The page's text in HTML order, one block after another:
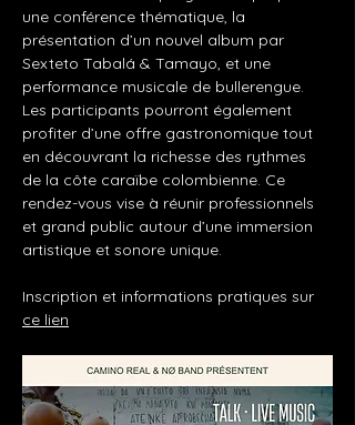
une conférence thématique, la
présentation d’un nouvel album par
Sexteto Tabalá & Tamayo, et une
performance musicale de bullerengue.
Les participants pourront également
profiter d’une offre gastronomique tout
en découvrant la richesse des rythmes
de la côte caraïbe colombienne. Ce
rendez-vous vise à réunir professionnels
et grand public autour d’une immersion
artistique et sonore unique.
Inscription et informations pratiques sur
ce lien